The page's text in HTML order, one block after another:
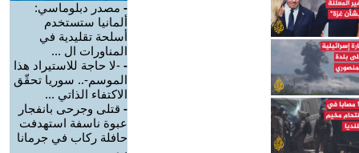
- مصدر دبلوماسي:
ألمانيا ستستخدم
أسلحة تقليدية في
المناورات ال ...
- -لا حاجة للاستيراد هذا
الموسم-.. سوريا تحقّق
الاكتفاء الذاتي ...
- قتلى وجرحى بانفجار
عبوة ناسفة استهدفت
حافلة ركاب في جرمانا